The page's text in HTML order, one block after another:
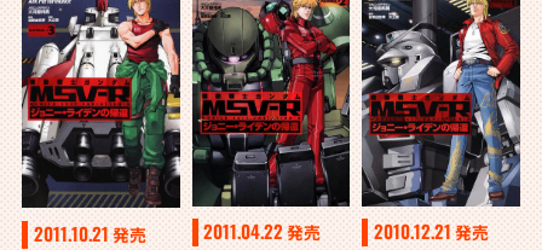
2011.10.21 発売 2011.04.22 発売 2010.12.21 発売